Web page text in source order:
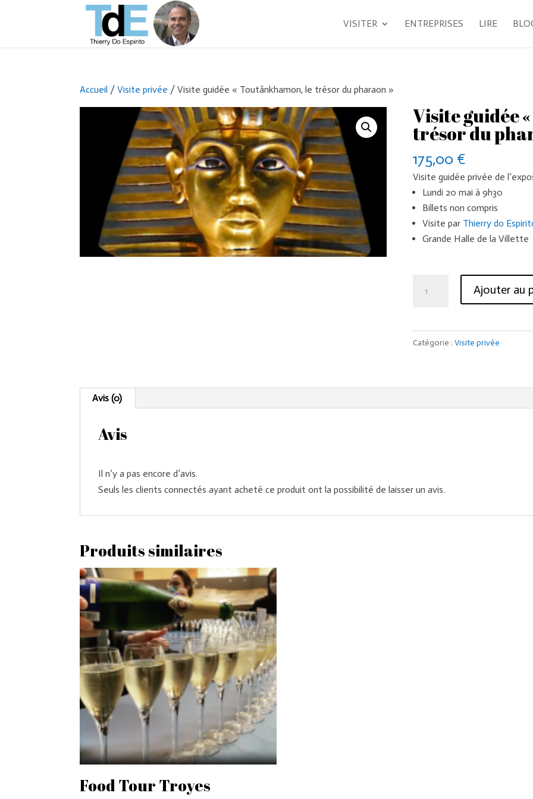
VISITER ENTREPRISES LIRE
Accueil /Visite privée / Visite guidée « Toutânkhamon, le trésor du pharaon »
Visite guidée
trésor du
175,00 €
Visite guidée privée de
Lundi 20 mai à 9h30
Billets non compris
Visite par Thierry do
Grande Halle de la Villette
guidée
"Toutânkhamon,
pharaon"
Ajouter au
Catégorie : Visite privée
Avis (0)
Avis
Il n’y a pas encore d’avis.
Seuls les clients connectés ayant acheté ce produit ont la possibilité de laisser un avis.
Produits similaires
Food Tour Troyes